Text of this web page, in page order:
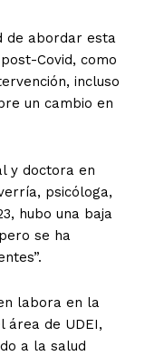
de abordar esta
Covid, como
incluso
un cambio en
y doctora en
psicóloga,
hubo una baja
se ha
labora en la
área de UDEI,
a la salud